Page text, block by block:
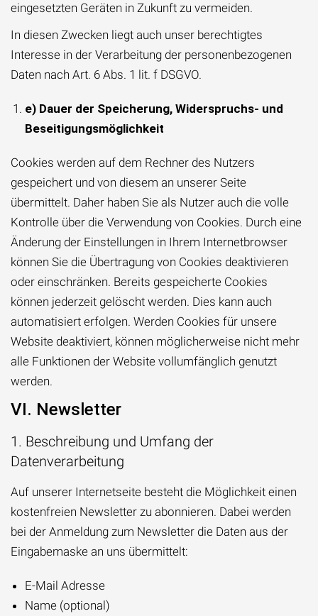
eingesetzten Geräten in Zukunft zu vermeiden.
In diesen Zwecken liegt auch unser berechtigtes
Interesse in der Verarbeitung der personenbezogenen
Daten nach Art. 6 Abs. 1 lit. f DSGVO.
e) Dauer der Speicherung, Widerspruchs- und
Beseitigungsmöglichkeit
Cookies werden auf dem Rechner des Nutzers
gespeichert und von diesem an unserer Seite
übermittelt. Daher haben Sie als Nutzer auch die volle
Kontrolle über die Verwendung von Cookies. Durch eine
Änderung der Einstellungen in Ihrem Internetbrowser
können Sie die Übertragung von Cookies deaktivieren
oder einschränken. Bereits gespeicherte Cookies
können jederzeit gelöscht werden. Dies kann auch
automatisiert erfolgen. Werden Cookies für unsere
Website deaktiviert, können möglicherweise nicht mehr
alle Funktionen der Website vollumfänglich genutzt
werden.
VI. Newsletter
1. Beschreibung und Umfang der
Datenverarbeitung
Auf unserer Internetseite besteht die Möglichkeit einen
kostenfreien Newsletter zu abonnieren. Dabei werden
bei der Anmeldung zum Newsletter die Daten aus der
Eingabemaske an uns übermittelt:
E-Mail Adresse
Name (optional)